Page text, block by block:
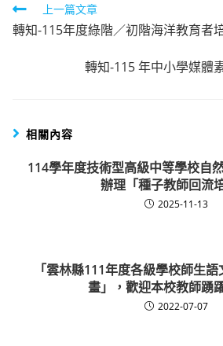
Read
more
上一篇文章
轉知-115年度綠階／初階海洋教育者
轉知-115 年中小學媒體
相關內容
114學年度技術型高級中等學校自
辦理「種子教師回流
2025-11-13
「雲林縣111年度各級學校師生
畫」，歡迎本校教師踴
2022-07-07